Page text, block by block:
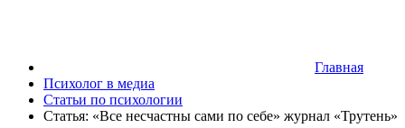
Главная
Психолог в медиа
Статьи по психологии
Статья: «Все несчастны сами по себе» журнал «Трутень»